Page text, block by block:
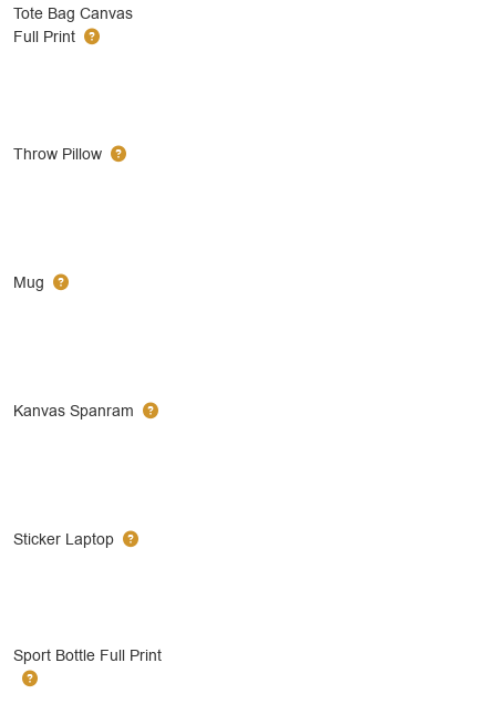
Tote Bag Canvas
Full Print
Throw Pillow
Mug
Kanvas Spanram
Sticker Laptop
Sport Bottle Full Print